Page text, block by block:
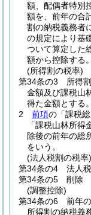
額、配偶者特別
額を、前年の合
割の納税義務者
の規定により基
ついて算定した
額から控除する。
(所得割の税率)
第34条の3
所得
金額及び課税山
得た金額とする。
2
前項の「課税
「課税山林所
除後の前年の総
をいう。
(法人税割の税率)
第34条の4
法人
第34条の5
削除
(調整控除)
第34条の6
前年
所得割の納税義